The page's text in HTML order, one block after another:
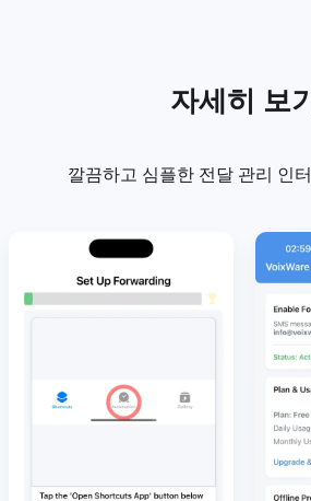
자세히 보기
깔끔하고 심플한 전달 관리 인